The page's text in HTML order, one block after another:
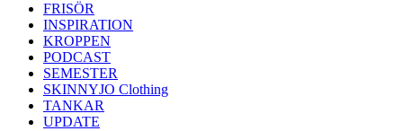
FRISÖR
INSPIRATION
KROPPEN
PODCAST
SEMESTER
SKINNYJO Clothing
TANKAR
UPDATE